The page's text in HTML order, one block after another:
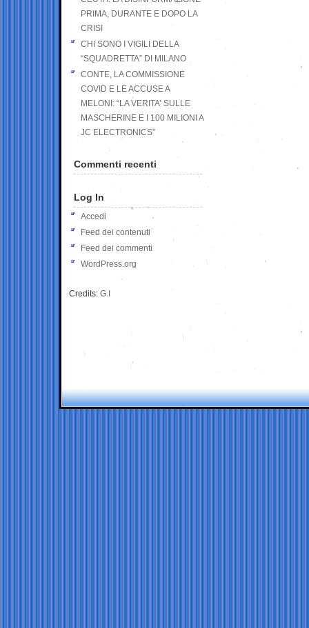
PRIMA, DURANTE E DOPO LA
CRISI
CHI SONO I VIGILI DELLA
“SQUADRETTA” DI MILANO
CONTE, LA COMMISSIONE
COVID E LE ACCUSE A
MELONI: “LA VERITA’ SULLE
MASCHERINE E I 100 MILIONI A
JC ELECTRONICS”
Commenti recenti
Log In
Accedi
Feed dei contenuti
Feed dei commenti
WordPress.org
Credits: G.I